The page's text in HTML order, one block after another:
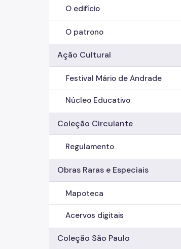
O edifício
O patrono
Ação Cultural
Festival Mário de Andrade
Núcleo Educativo
Coleção Circulante
Regulamento
Obras Raras e Especiais
Mapoteca
Acervos digitais
Coleção São Paulo